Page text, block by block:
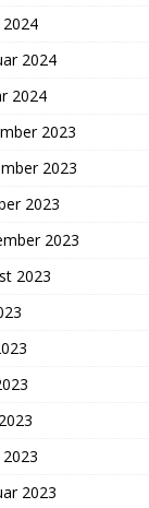
2024
2024
2023
2023
2023
2023
2023
2023